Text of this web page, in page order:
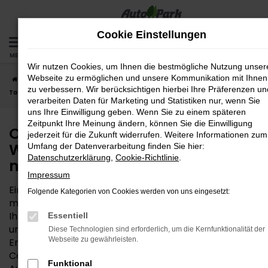
Zum
springen
MENÜ
Startseite Wasserburg Opel Opel Corsa
Opel Corsa
Tageszulassung für Wasserburg – Ihr Autokauf muss nicht teuer sein
Opel Corsa Tageszulassung für
Wasserburg – Ihr Autokauf
muss nicht teuer sein
Eine Opel Corsa Tageszulassung ist kein Geheimtipp
mehr – weder in Wasserburg noch anderswo. Auch
Ihre AutoPark GmbH nutzt diese clevere Möglichkeit,
um Neuwagen zum reduzierten Preis anzubieten.
Entsprechend der Namensgebung wird die Opel
Corsa Tageszulassung für einen Tag auf den
Cookie Einstellungen
Wir nutzen Cookies, um Ihnen die bestmögliche Nutzung
Webseite zu ermöglichen und unsere Kommunikation mit Ihnen
zu verbessern. Wir berücksichtigen hierbei Ihre Präferenzen
verarbeiten Daten für Marketing und Statistiken nur, wenn Sie
uns Ihre Einwilligung geben. Wenn Sie zu einem späteren
Zeitpunkt Ihre Meinung ändern, können Sie die Einwilligung
jederzeit für die Zukunft widerrufen. Weitere Informationen zum
Umfang der Datenverarbeitung finden Sie hier:
Datenschutzerklärung Cookie-Richtlinie
Impressum
Folgende Kategorien von Cookies werden von uns eingesetzt:
Essentiell
Diese Technologien sind erforderlich, um die Kernfunktionalität der
Webseite zu gewährleisten.
Funktional